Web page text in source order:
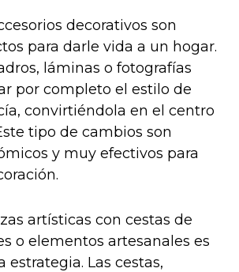
decorativos son
para darle vida a un hogar.
láminas o fotografías
por completo el estilo de
convirtiéndola en el centro
tipo de cambios son
y muy efectivos para
artísticas con cestas de
o elementos artesanales es
estrategia. Las cestas,